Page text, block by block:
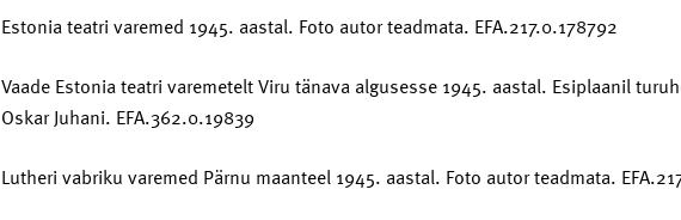
Estonia teatri varemed 1945. aastal. Foto autor teadmata. EFA.217.0.178792
Vaade Estonia teatri varemetelt Viru tänava algusesse 1945. aastal. Esiplaanil
Oskar Juhani. EFA.362.0.19839
Lutheri vabriku varemed Pärnu maanteel 1945. aastal. Foto autor teadmata.